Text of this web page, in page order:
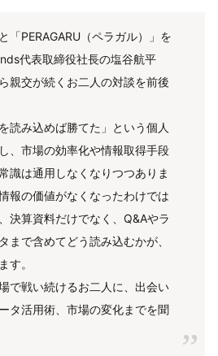
「PERAGARU（ペラガル）」を
代表取締役社長の塩谷航平
親交が続くお二人の対談を前後
読み込めば勝てた」という個人
、市場の効率化や情報取得手段
識は通用しなくなりつつありま
報の価値がなくなったわけでは
決算資料だけでなく、Q&Aやラ
まで含めてどう読み込むかが、
す。
で戦い続けるお二人に、出会い
タ活用術、市場の変化までを聞